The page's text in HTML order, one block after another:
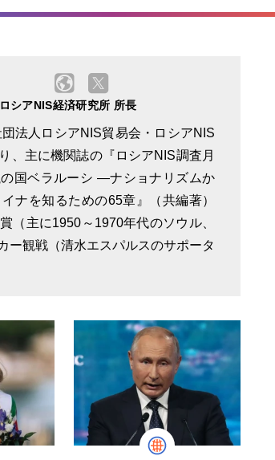
シアNIS経済研究所 所長
法人ロシアNIS貿易会・ロシアNIS
、主に機関誌の『ロシアNIS調査月
国ベラルーシ ―ナショナリズムか
ナを知るための65章』（共編著）
（主に1950～1970年代のソウル、
ー観戦（清水エスパルスのサポータ